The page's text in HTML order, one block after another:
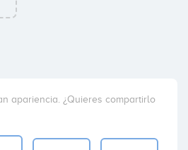
apariencia. ¿Quieres compartirlo